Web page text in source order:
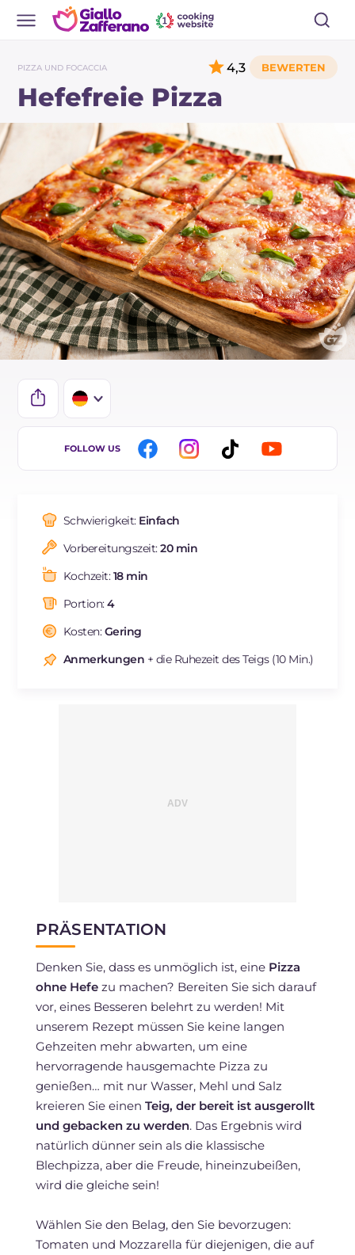
PIZZA UND FOCACCIA
Hefefreie Pizza
4,3
IT
ES
BR
NL
FOLLOW US
Schwierigkeit: Einfach
Vorbereitungszeit:20 min
Kochzeit:18 min
Portion:4
Kosten:Gering
Anmerkungen + die Ruhezeit des Teigs (10 Min.)
PRÄSENTATION
Denken Sie, dass es unmöglich ist, eine Pizza
ohne Hefezu machen? Bereiten Sie sich darauf
vor, eines Besseren belehrt zu werden! Mit
unserem Rezept müssen Sie keine langen
Gehzeiten mehr abwarten, um eine
hervorragende hausgemachte Pizza zu
genießen… mit nur Wasser, Mehl und Salz
kreieren Sie einen Teig, der bereit ist ausgerollt
und gebacken zu werden. Das Ergebnis wird
natürlich dünner sein als die klassische
Blechpizza, aber die Freude, hineinzubeißen,
wird die gleiche sein!
Wählen Sie den Belag, den Sie bevorzugen:
Tomaten und Mozzarella für diejenigen, die auf